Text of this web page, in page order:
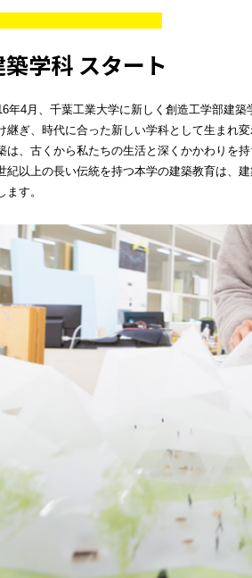
学科 スタート
年4月、千葉工業大学に新しく創造工学部建
継ぎ、時代に合った新しい学科として生まれ変
は、古くから私たちの生活と深くかかわりを
紀以上の長い伝統を持つ本学の建築教育は、
ます。